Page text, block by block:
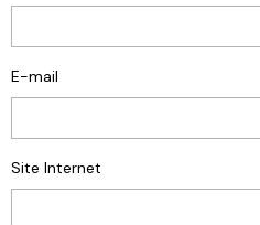
E-mail
Site Internet